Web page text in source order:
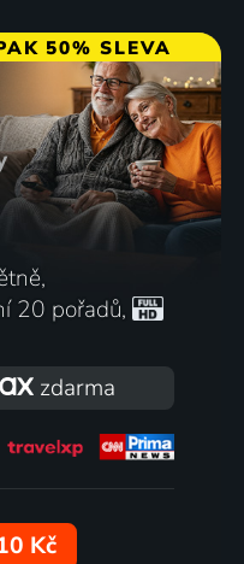
50% SLEVA
20 pořadů,
zdarma
Kč